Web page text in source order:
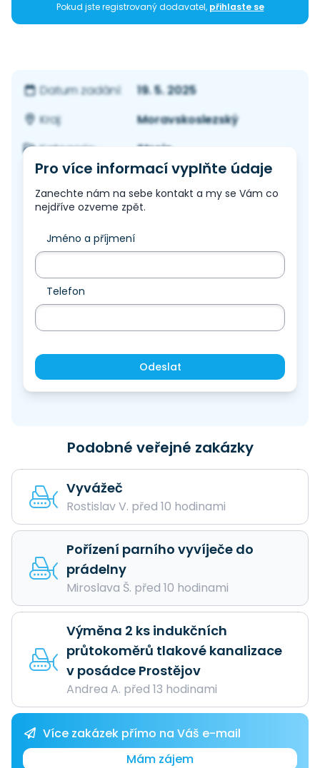
Pokud jste registrovaný dodavatel, přihlaste se
Datum zadání:
19. 5. 2025
Kraj:
Moravskoslezský
Kategorie:
Stroje
Pro více informací vyplňte údaje
Zanechte nám na sebe kontakt a my se Vám co
nejdříve ozveme zpět.
Jméno a příjmení
Telefon
Odeslat
Podobné veřejné zakázky
Vyvážeč
Rostislav V. před 10 hodinami
Pořízení parního vyvíječe do
prádelny
Miroslava Š. před 10 hodinami
Výměna 2 ks indukčních
průtokoměrů tlakové kanalizace
v posádce Prostějov
Andrea A. před 13 hodinami
Více zakázek přímo na Váš e-mail
Mám zájem